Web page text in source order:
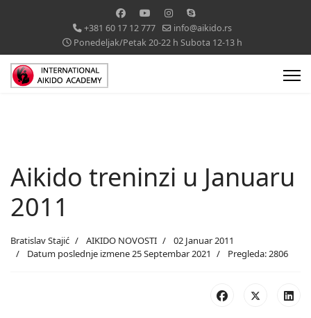
+381 60 17 12 777
info@aikido.rs
Ponedeljak/Petak 20-22 h Subota 12-13 h
Aikido treninzi u Januaru
2011
Bratislav Stajić AIKIDO NOVOSTI
02 Januar 2011
Datum poslednje izmene 25 Septembar 2021
Pregleda: 2806